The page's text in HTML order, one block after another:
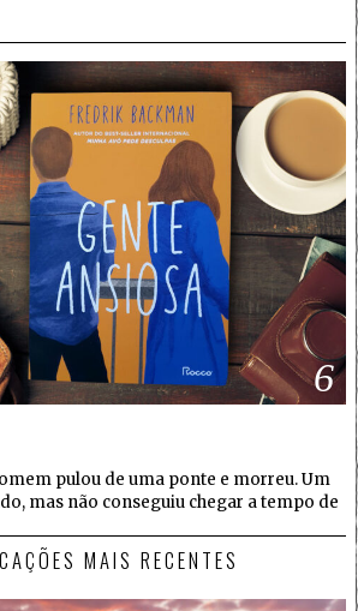
6
pulou de uma ponte e morreu. Um
mas não conseguiu chegar a tempo de
MAIS RECENTES